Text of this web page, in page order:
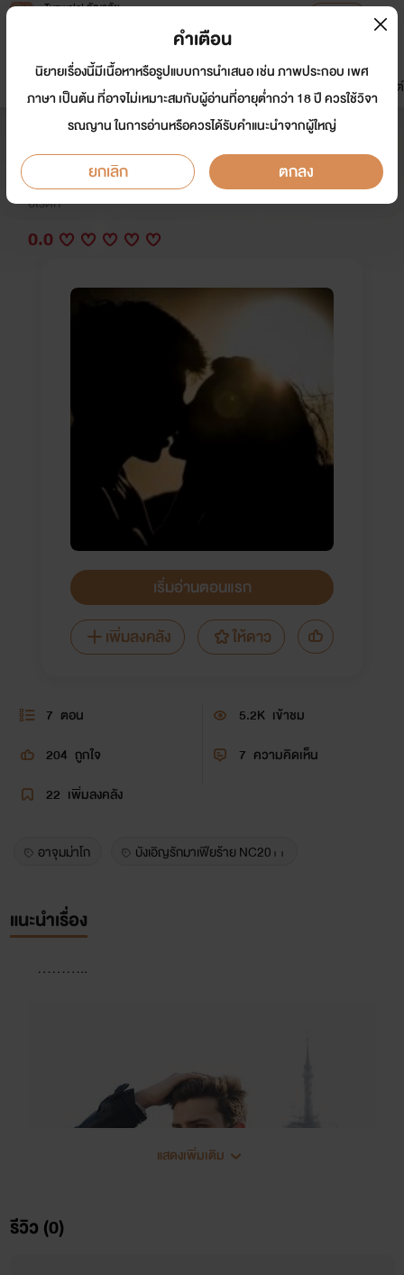
Tunwalai ธัญวลัย
หน้าแรก นิยาย อีบุ๊ก การ์ตูน
มาใหม่
ดรีมแชท ธัญลิสต์
บังเอิญรักมาเฟียร้าย NC20++
นักเขียน: อาจุมม่าโก
อีโรติก
0.0
เริ่มอ่านตอนแรก
เพิ่มลงคลัง
ให้ดาว
7 ตอน 5.2K เข้าชม
204 ถูกใจ 7 ความคิดเห็น
22 เพิ่มลงคลัง
อาจุมม่าโก บังเอิญรักมาเฟียร้าย NC20++
แนะนำเรื่อง
...........
แสดงเพิ่มเติม
รีวิว (0)
คำเตือน
นิยายเรื่องนี้มีเนื้อหาหรือรูปแบบการนำเสนอ เช่น ภาพประกอบ เพศ
ภาษา เป็นต้น ที่อาจไม่เหมาะสมกับผู้อ่านที่อายุต่ำกว่า 18 ปี ควรใช้วิจา
รณญาน ในการอ่านหรือควรได้รับคำแนะนำจากผู้ใหญ่
ยกเลิก ตกลง